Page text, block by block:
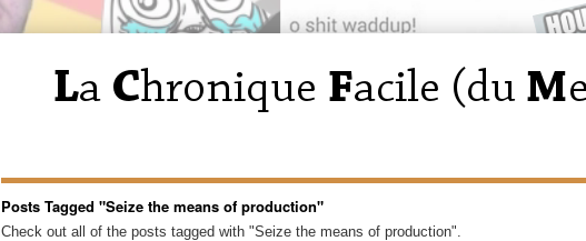
Posts Tagged "Seize the means of production"
Check out all of the posts tagged with "Seize the means of production".